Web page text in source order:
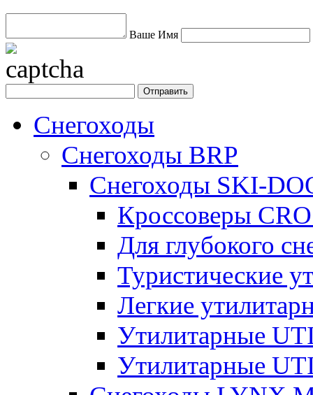
Ваше Имя
Снегоходы
Снегоходы BRP
Снегоходы SKI-
Кроссоверы
Для глубокого
Туристические
Легкие
Утилитарные
Утилитарные